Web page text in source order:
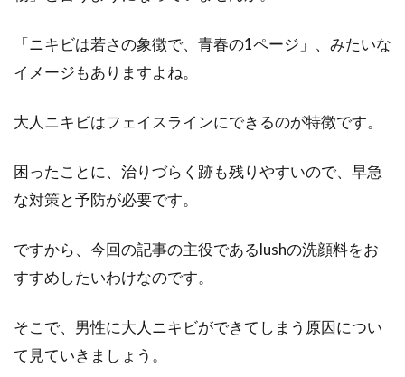
歳を重ねるごとに、ハリがなくなりたるむ顔。
眉毛を整える方法！カミソリやハサ
眉毛が濃いことに悩んでおり、整えたいがどう
「ニキビは若さの象徴で、青春の1ページ」、みたいな
イメージもありますよね。
大人ニキビはフェイスラインにできるのが特徴です。
困ったことに、治りづらく跡も残りやすいので、早急
な対策と予防が必要です。
ですから、今回の記事の主役であるlushの洗顔料をお
すすめしたいわけなのです。
そこで、男性に大人ニキビができてしまう原因につい
て見ていきましょう。